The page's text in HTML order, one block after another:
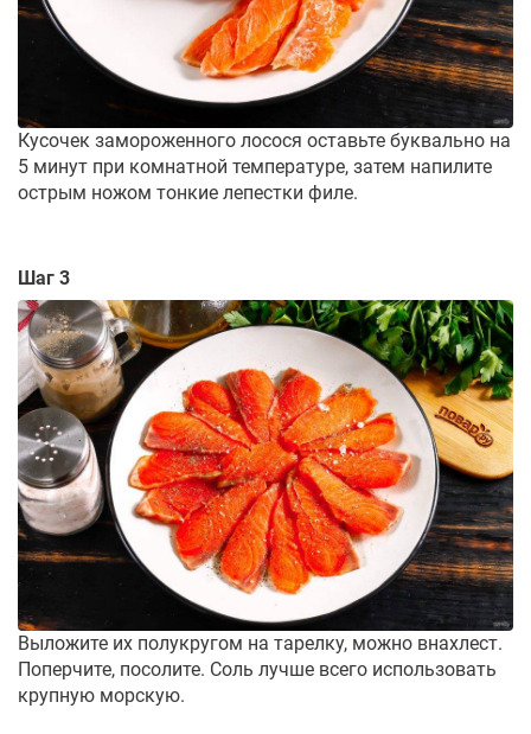
Кусочек замороженного лосося оставьте буквально на
5 минут при комнатной температуре, затем напилите
острым ножом тонкие лепестки филе.
Шаг 3
Выложите их полукругом на тарелку, можно внахлест.
Поперчите, посолите. Соль лучше всего использовать
крупную морскую.